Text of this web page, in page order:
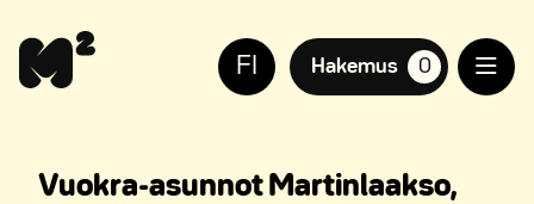
sisältöön
sivuston
käyttöön
FI Hakemus
suosikkiasuntoja,
0
Vuokra-asunnot Martinlaakso,